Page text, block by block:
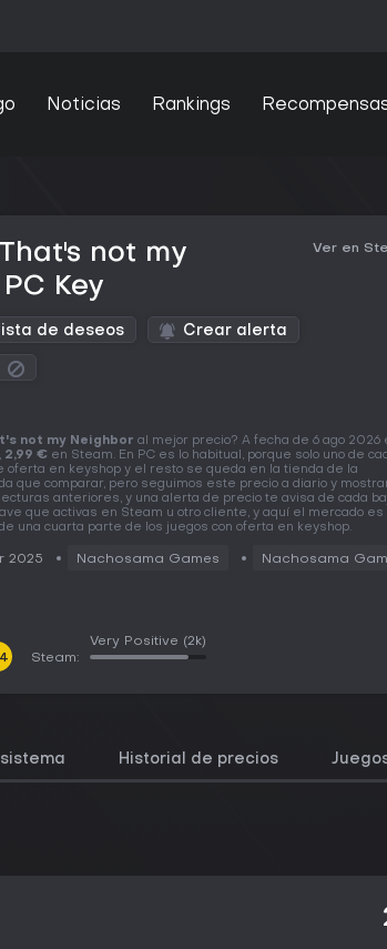
Noticias Rankings
not my
Key
Ver en
de deseos Crear alerta
not my Neighbor al mejor precio? A fecha de 6 ago 2026
2,99 € en Steam. En PC es lo habitual, porque solo uno de
oferta en keyshop y el resto se queda en la tienda de la
que comparar, pero seguimos este precio a diario y
anteriores, y una alerta de precio te avisa de cada
que activas en Steam u otro cliente, y aquí el mercado es
una cuarta parte de los juegos con oferta en keyshop.
2025 Nachosama Games Nachosama
Steam:
Very Positive (2k)
Historial de precios